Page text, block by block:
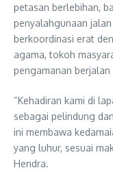
petasan berlebihan,
penyalahgunaan
berkoordinasi erat
agama, tokoh
pengamanan berjalan
“Kehadiran kami di
sebagai pelindung
ini membawa
yang luhur, sesuai
Hendra.